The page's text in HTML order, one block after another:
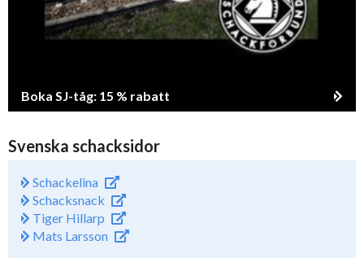
Boka SJ-tåg: 15 % rabatt
Svenska schacksidor
Schackelina
Schacksnack
Tiger Hillarp
Mats Larsson